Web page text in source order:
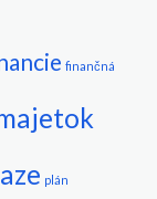
finančná
plán